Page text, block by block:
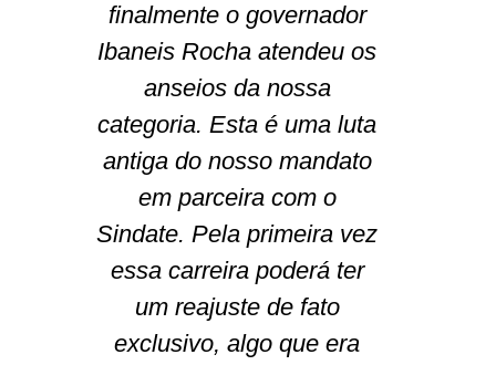
finalmente o governador
Ibaneis Rocha atendeu os
anseios da nossa
categoria. Esta é uma luta
antiga do nosso mandato
em parceira com o
Sindate. Pela primeira vez
essa carreira poderá ter
um reajuste de fato
exclusivo, algo que era